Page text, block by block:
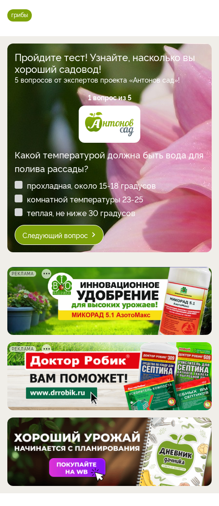
грибы
Пройдите тест! Узнайте, насколько вы
хороший садовод!
5 вопросов от экспертов проекта «Антонов сад»!
1 вопрос из 5
Какой температурой должна быть вода для
полива рассады?
прохладная, около 15-18 градусов
комнатной температуры 23-25
теплая, не ниже 30 градусов
Следующий вопрос
РЕКЛАМА
РЕКЛАМА